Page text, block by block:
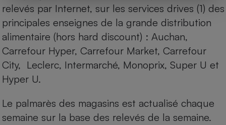
relevés par Internet, sur les services drives (1) des
principales enseignes de la grande distribution
alimentaire (hors hard discount) : Auchan,
Carrefour Hyper, Carrefour Market, Carrefour
City, Leclerc, Intermarché, Monoprix, Super U et
Hyper U.
Le palmarès des magasins est actualisé chaque
semaine sur la base des relevés de la semaine.